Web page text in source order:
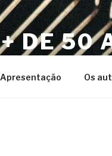
+ DE 50
Apresentação Os